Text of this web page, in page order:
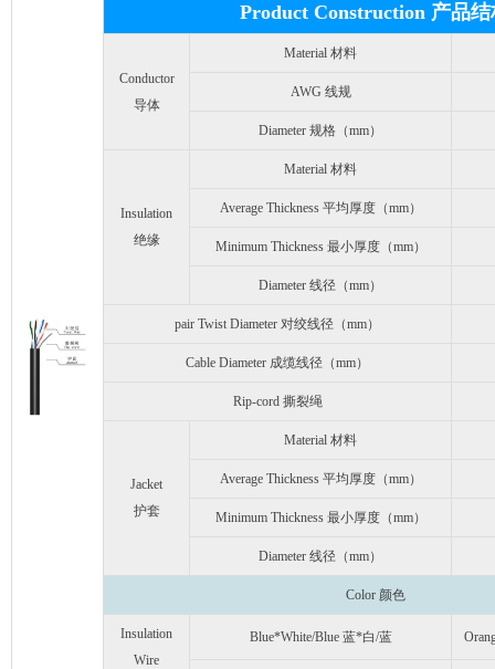
Product Construction 产品结
Conductor
导体
Material 材料
AWG 线规
Diameter 规格（mm）
Insulation
绝缘
Material 材料
Average Thickness 平均厚度（mm）
Minimum Thickness 最小厚度（mm）
Diameter 线径（mm）
pair Twist Diameter 对绞线径（mm）
Cable Diameter 成缆线径（mm）
Rip-cord 撕裂绳
Jacket
护套
Material 材料
Average Thickness 平均厚度（mm）
Minimum Thickness 最小厚度（mm）
Diameter 线径（mm）
Color 颜色
Insulation
Wire
Blue*White/Blue 蓝*白/蓝